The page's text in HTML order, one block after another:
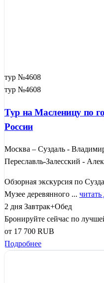
тур №4608
тур №4608
Тур на Масленицу по
России
Москва – Суздаль -
Переславль-Залесский -
Обзорная экскурсия по
Музее деревянного ... читать
2 дня Завтрак+Обед
Бронируйте сейчас по
от 17 700 RUB
Подробнее